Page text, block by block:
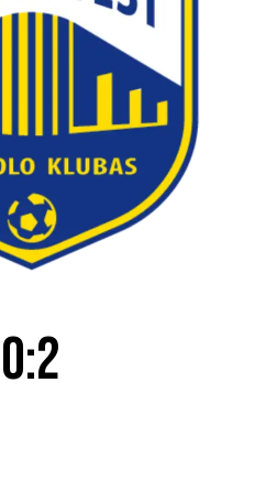
0:2